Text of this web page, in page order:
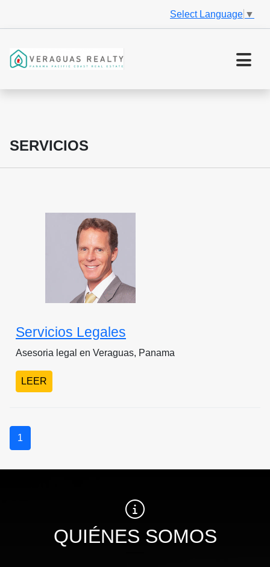
Select Language ▼
SERVICIOS
Servicios Legales
Asesoria legal en Veraguas, Panama
LEER
1
QUIÉNES SOMOS